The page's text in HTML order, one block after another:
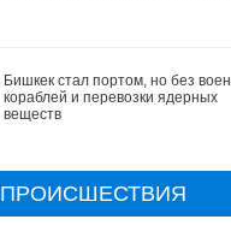
Бишкек стал портом, но без
кораблей и перевозки ядерных
веществ
ПРОИСШЕСТВИЯ